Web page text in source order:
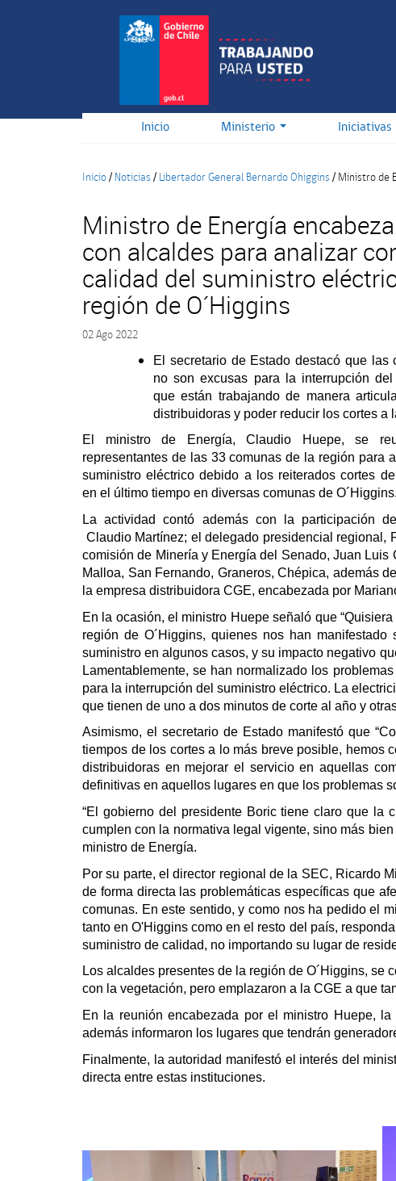
Inicio Ministerio Iniciativas
Inicio/ Noticias / Libertador General Bernardo Ohiggins / Ministro de
Ministro de Energía
con alcaldes para analizar
calidad del suministro
región de O´Higgins
02 Ago 2022
El secretario de Estado destacó que las
no son excusas para la interrupción
que están trabajando de manera
distribuidoras y poder reducir los cortes a
El ministro de Energía, Claudio Huepe, se
representantes de las 33 comunas de la región para
suministro eléctrico debido a los reiterados cortes
en el último tiempo en diversas comunas de O´Higgins.
La actividad contó además con la participación
Claudio Martínez; el delegado presidencial regional,
comisión de Minería y Energía del Senado, Juan
Malloa, San Fernando, Graneros, Chépica, además
la empresa distribuidora CGE, encabezada por
En la ocasión, el ministro Huepe señaló que
región de O´Higgins, quienes nos han
suministro en algunos casos, y su impacto negativo
Lamentablemente, se han normalizado los
para la interrupción del suministro eléctrico. La
que tienen de uno a dos minutos de corte al año y
Asimismo, el secretario de Estado manifestó que
tiempos de los cortes a lo más breve posible, hemos
distribuidoras en mejorar el servicio en aquellas
definitivas en aquellos lugares en que los problemas
“El gobierno del presidente Boric tiene claro que la
cumplen con la normativa legal vigente, sino más
ministro de Energía.
Por su parte, el director regional de la SEC, Ricardo
de forma directa las problemáticas específicas que
comunas. En este sentido, y como nos ha pedido el
tanto en O'Higgins como en el resto del país,
suministro de calidad, no importando su lugar de
Los alcaldes presentes de la región de O´Higgins,
con la vegetación, pero emplazaron a la CGE a que
En la reunión encabezada por el ministro Huepe,
además informaron los lugares que tendrán
Finalmente, la autoridad manifestó el interés del
directa entre estas instituciones.